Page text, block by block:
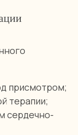
присмотром;
терапии;
сердечно-